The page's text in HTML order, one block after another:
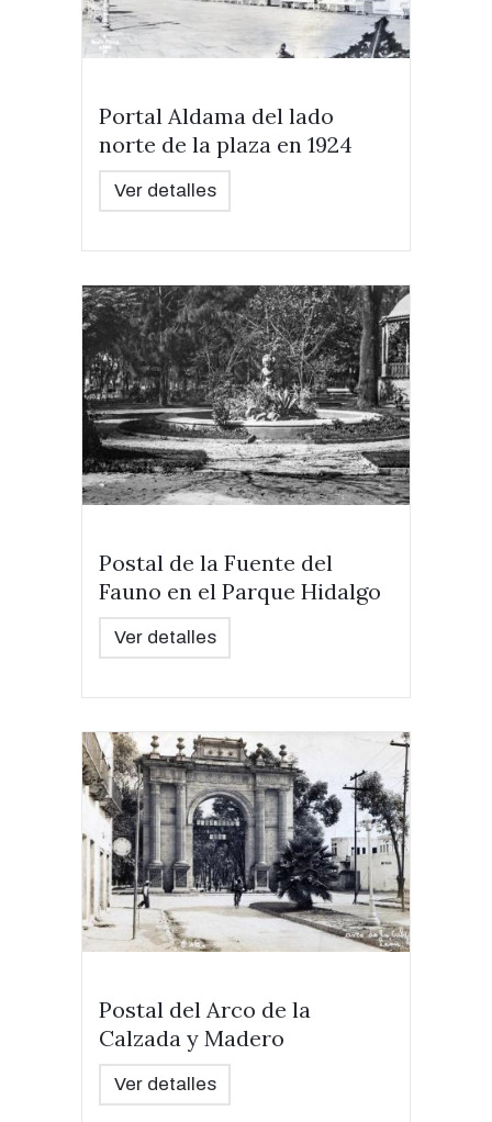
Portal Aldama del lado
norte de la plaza en 1924
Ver detalles
Postal de la Fuente del
Fauno en el Parque Hidalgo
Ver detalles
Postal del Arco de la
Calzada y Madero
Ver detalles